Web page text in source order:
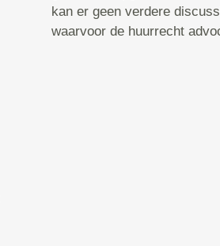
kan er geen verdere
waarvoor de huurrecht